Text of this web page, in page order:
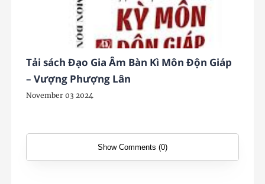
Tải sách Đạo Gia Âm Bàn Kì Môn Độn Giáp
– Vượng Phượng Lân
November 03 2024
Show Comments (0)